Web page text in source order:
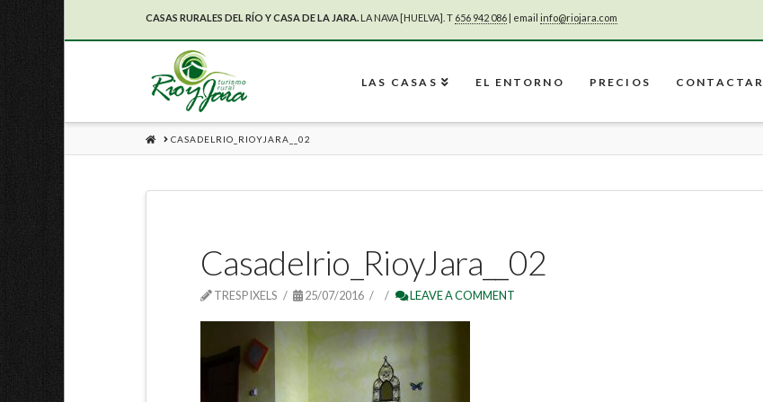
CASAS RURALES DEL RÍO Y CASA DE LA JARA. LA NAVA [HUELVA]. T 656 942 086 | email info@riojara.com
LAS CASAS EL ENTORNO PRECIOS CONTACTAR
HOME
CASADELRIO_RIOYJARA__02
Casadelrio_RioyJara__02
TRESPIXELS 25/07/2016 LEAVE A COMMENT